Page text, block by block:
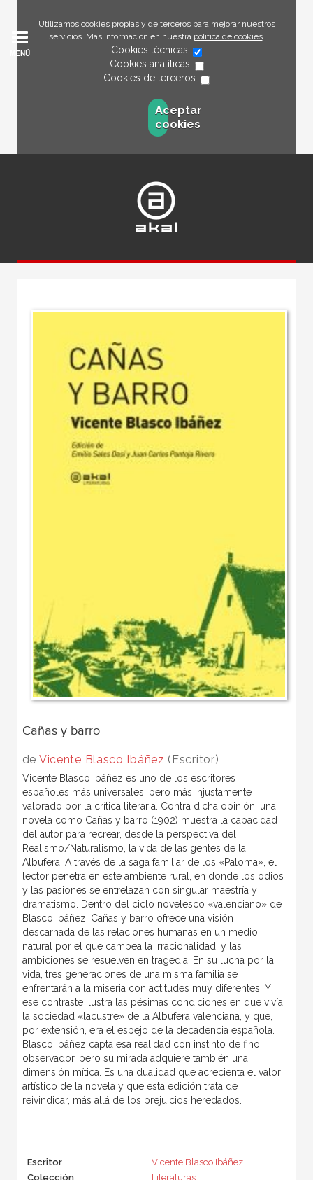
Utilizamos cookies propias y de terceros para mejorar nuestros
servicios. Más información en nuestra política de cookies.
Cookies técnicas:
Cookies analíticas:
Cookies de terceros:
Aceptar
cookies
MENÚ
Cañas y barro
de Vicente Blasco Ibáñez (Escritor)
Vicente Blasco Ibáñez es uno de los escritores
españoles más universales, pero más injustamente
valorado por la crítica literaria. Contra dicha opinión, una
novela como Cañas y barro (1902) muestra la capacidad
del autor para recrear, desde la perspectiva del
Realismo/Naturalismo, la vida de las gentes de la
Albufera. A través de la saga familiar de los «Paloma», el
lector penetra en este ambiente rural, en donde los odios
y las pasiones se entrelazan con singular maestría y
dramatismo. Dentro del ciclo novelesco «valenciano» de
Blasco Ibáñez, Cañas y barro ofrece una visión
descarnada de las relaciones humanas en un medio
natural por el que campea la irracionalidad, y las
ambiciones se resuelven en tragedia. En su lucha por la
vida, tres generaciones de una misma familia se
enfrentarán a la miseria con actitudes muy diferentes. Y
ese contraste ilustra las pésimas condiciones en que vivía
la sociedad «lacustre» de la Albufera valenciana, y que,
por extensión, era el espejo de la decadencia española.
Blasco Ibáñez capta esa realidad con instinto de fino
observador, pero su mirada adquiere también una
dimensión mítica. Es una dualidad que acrecienta el valor
artístico de la novela y que esta edición trata de
reivindicar, más allá de los prejuicios heredados.
Escritor
Vicente Blasco Ibáñez
Colección
Literaturas